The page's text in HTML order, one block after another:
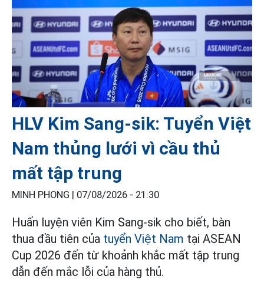
HLV Kim Sang-sik: Tuyển Việt
Nam thủng lưới vì cầu thủ
mất tập trung
MINH PHONG | 07/08/2026 - 21:30
Huấn luyện viên Kim Sang-sik cho biết, bàn
thua đầu tiên của tuyển Việt Nam tại ASEAN
Cup 2026 đến từ khoảnh khắc mất tập trung
dẫn đến mắc lỗi của hàng thủ.